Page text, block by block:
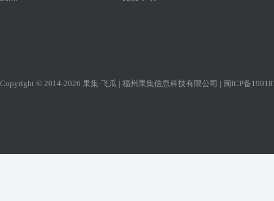
Copyright © 2014-2026 果集·飞瓜 | 福州果集信息科技有限公司 | 闽ICP备